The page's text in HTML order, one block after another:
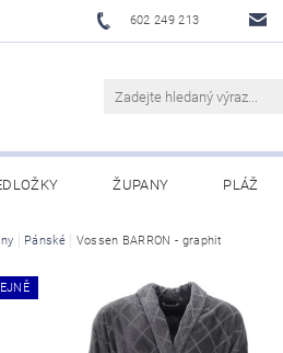
602 249 213
ŽUPANY PLÁŽ
UBRUSY A UTĚRKY EKELUND
PODMÍNKY NAPIŠTE NÁM
Pánské Vossen BARRON - graphit